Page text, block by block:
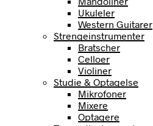
Ukuleler
Western Guitarer
Strengeinstrumenter
Bratscher
Celloer
Violiner
Studie & Optagelse
Mikrofoner
Mixere
Optagere